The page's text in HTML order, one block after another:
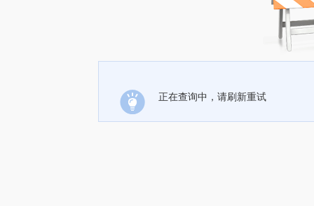
正在查询中，请刷新重试